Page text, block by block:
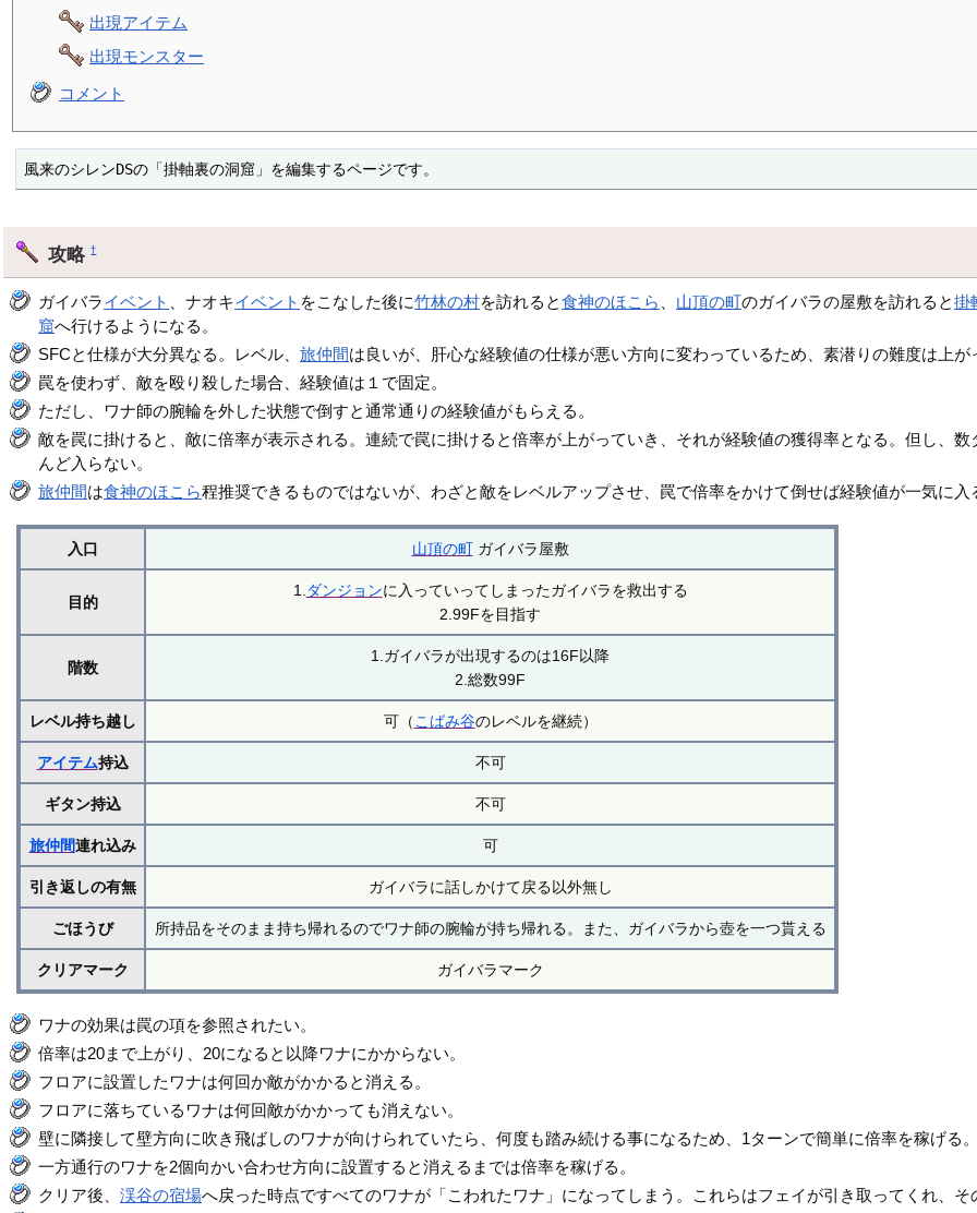
出現アイテム
出現モンスター
コメント
風来のシレンDSの「掛軸裏の洞窟」を編集するページです。
攻略†
ガイバライベント 、ナオキイベント をこなした後に竹林の村を訪れると食神のほこら 山頂の町のガイバラの屋敷を訪れると掛
窟へ行けるようになる。
SFCと仕様が大分異なる。レベル、旅仲間は良いが、肝心な経験値の仕様が悪い方向に変わっているため、素潜りの難度は上が
罠を使わず、敵を殴り殺した場合、経験値は１で固定。
ただし、ワナ師の腕輪を外した状態で倒すと通常通りの経験値がもらえる。
敵を罠に掛けると、敵に倍率が表示される。連続で罠に掛けると倍率が上がっていき、それが経験値の獲得率となる。但し、
んど入らない。
旅仲間は食神のほこら程推奨できるものではないが、わざと敵をレベルアップさせ、罠で倍率をかけて倒せば経験値が一気に
入口 山頂の町ガイバラ屋敷
目的
1. ダンジョンに入っていってしまったガイバラを救出する
2.99Fを目指す
階数
1.ガイバラが出現するのは16F以降
2.総数99F
レベル持ち越し 可（ こばみ谷のレベルを継続）
アイテム持込 不可
ギタン持込 不可
旅仲間連れ込み 可
引き返しの有無 ガイバラに話しかけて戻る以外無し
ごほうび 所持品をそのまま持ち帰れるのでワナ師の腕輪が持ち帰れる。また、ガイバラから壺を一つ貰える
クリアマーク ガイバラマーク
ワナの効果は罠の項を参照されたい。
倍率は20まで上がり、20になると以降ワナにかからない。
フロアに設置したワナは何回か敵がかかると消える。
フロアに落ちているワナは何回敵がかかっても消えない。
壁に隣接して壁方向に吹き飛ばしのワナが向けられていたら、何度も踏み続ける事になるため、1ターンで簡単に倍率を稼げる
一方通行のワナを2個向かい合わせ方向に設置すると消えるまでは倍率を稼げる。
クリア後、渓谷の宿場へ戻った時点ですべてのワナが「こわれたワナ」になってしまう。これらはフェイが引き取ってくれ、そ